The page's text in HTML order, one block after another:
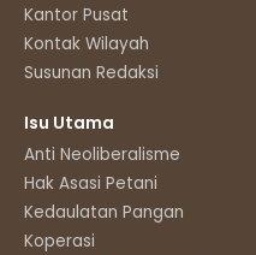
Kantor Pusat
Kontak Wilayah
Susunan Redaksi
Isu Utama
Anti Neoliberalisme
Hak Asasi Petani
Kedaulatan Pangan
Koperasi